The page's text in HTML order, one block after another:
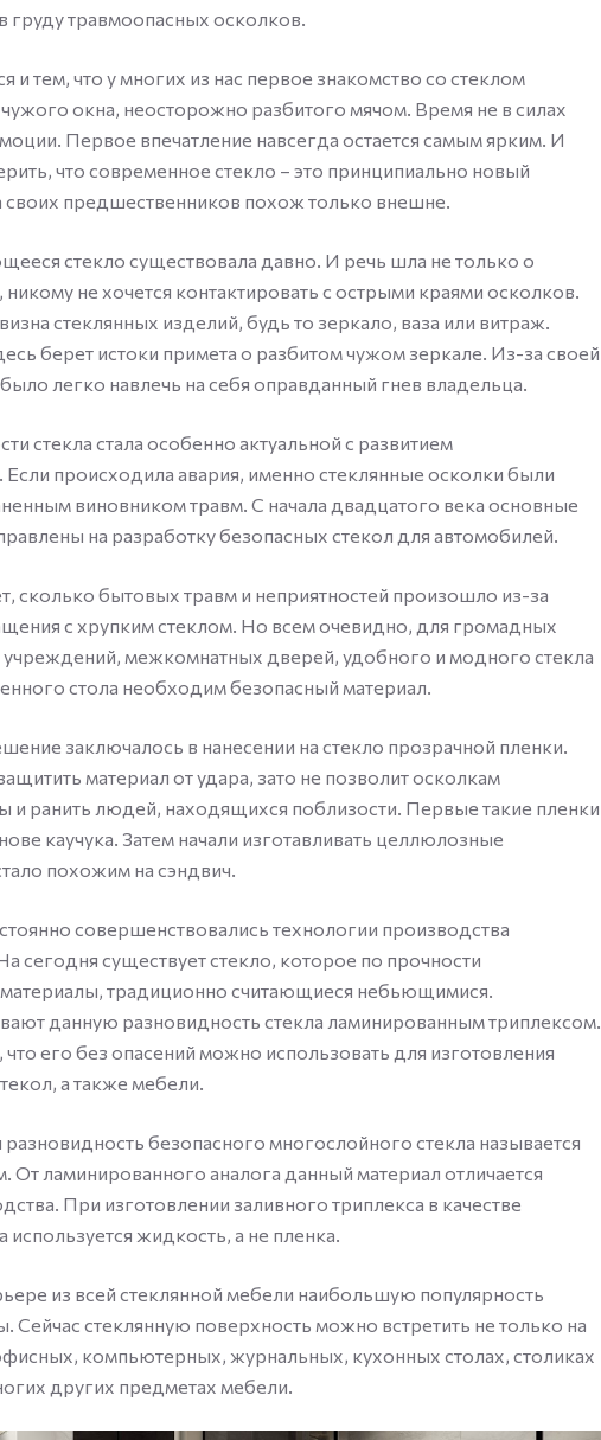
груду травмоопасных осколков.
и тем, что у многих из нас первое знакомство со стеклом
окна, неосторожно разбитого мячом. Время не в силах
Первое впечатление навсегда остается самым ярким. И
что современное стекло – это принципиально новый
своих предшественников похож только внешне.
стекло существовала давно. И речь шла не только о
не хочется контактировать с острыми краями осколков.
стеклянных изделий, будь то зеркало, ваза или витраж.
берет истоки примета о разбитом чужом зеркале. Из-за своей
легко навлечь на себя оправданный гнев владельца.
стекла стала особенно актуальной с развитием
происходила авария, именно стеклянные осколки были
виновником травм. С начала двадцатого века основные
на разработку безопасных стекол для автомобилей.
сколько бытовых травм и неприятностей произошло из-за
с хрупким стеклом. Но всем очевидно, для громадных
учреждений, межкомнатных дверей, удобного и модного стекла
стола необходим безопасный материал.
заключалось в нанесении на стекло прозрачной пленки.
материал от удара, зато не позволит осколкам
и ранить людей, находящихся поблизости. Первые такие пленки
каучука. Затем начали изготавливать целлюлозные
похожим на сэндвич.
совершенствовались технологии производства
сегодня существует стекло, которое по прочности
традиционно считающиеся небьющимися.
данную разновидность стекла ламинированным триплексом.
его без опасений можно использовать для изготовления
а также мебели.
безопасного многослойного стекла называется
От ламинированного аналога данный материал отличается
При изготовлении заливного триплекса в качестве
жидкость, а не пленка.
из всей стеклянной мебели наибольшую популярность
Сейчас стеклянную поверхность можно встретить не только на
компьютерных, журнальных, кухонных столах, столиках
других предметах мебели.